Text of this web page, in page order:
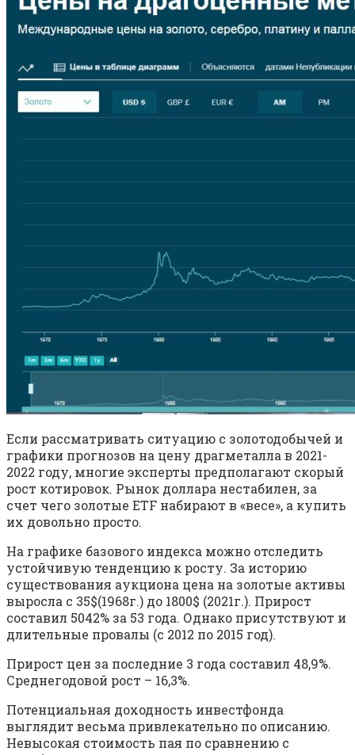
Если рассматривать ситуацию с золотодобычей и
графики прогнозов на цену драгметалла в 2021-
2022 году, многие эксперты предполагают скорый
рост котировок. Рынок доллара нестабилен, за
счет чего золотые ETF набирают в «весе», а купить
их довольно просто.
На графике базового индекса можно отследить
устойчивую тенденцию к росту. За историю
существования аукциона цена на золотые активы
выросла с 35$(1968г.) до 1800$ (2021г.). Прирост
составил 5042% за 53 года. Однако присутствуют и
длительные провалы (с 2012 по 2015 год).
Прирост цен за последние 3 года составил 48,9%.
Среднегодовой рост – 16,3%.
Потенциальная доходность инвестфонда
выглядит весьма привлекательно по описанию.
Невысокая стоимость пая по сравнению с